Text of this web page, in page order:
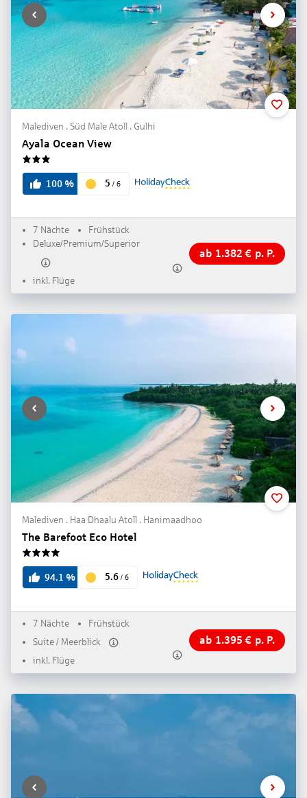
Malediven . Süd Male Atoll . Gulhi
Ayala Ocean View
3
100% 5 / 6
7 Nächte
Frühstück
Deluxe/Premium/Superior
inkl. Flüge
ab 1.382 € p. P.
Malediven . Haa Dhaalu Atoll . Hanimaadhoo
The Barefoot Eco Hotel
4
94.1 % 5.6 / 6
7 Nächte
Frühstück
Suite / Meerblick
inkl. Flüge
ab 1.395 € p. P.